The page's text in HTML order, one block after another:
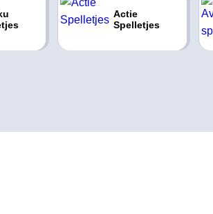
Actie
Spelletjes